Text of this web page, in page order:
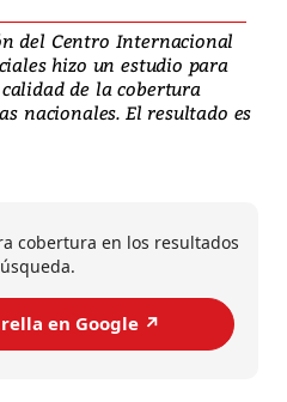
del Centro Internacional
hizo un estudio para
de la cobertura
nacionales. El resultado es
cobertura en los resultados
en Google ↗️